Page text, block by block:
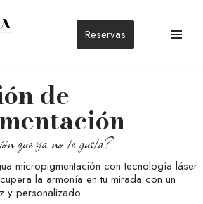
Reservas
de
que ya no te gusta?
micropigmentación con tecnología láser
la armonía en tu mirada con un
y personalizado.